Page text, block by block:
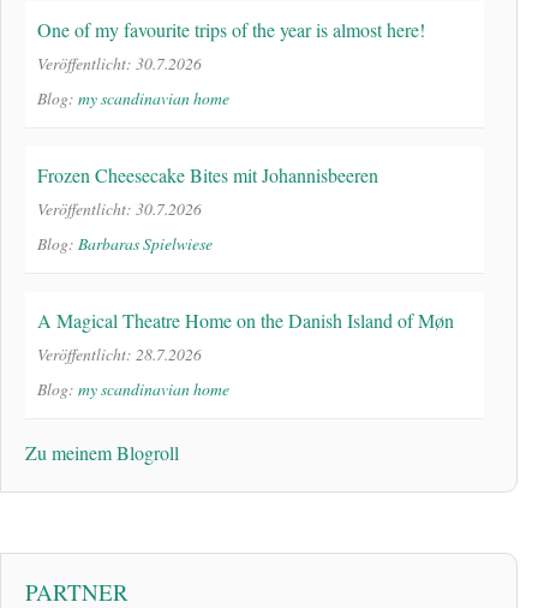
One of my favourite trips of the year is almost here!
Veröffentlicht: 30.7.2026
Blog: my scandinavian home
Frozen Cheesecake Bites mit Johannisbeeren
Veröffentlicht: 30.7.2026
Blog: Barbaras Spielwiese
A Magical Theatre Home on the Danish Island of Møn
Veröffentlicht: 28.7.2026
Blog: my scandinavian home
Zu meinem Blogroll
PARTNER